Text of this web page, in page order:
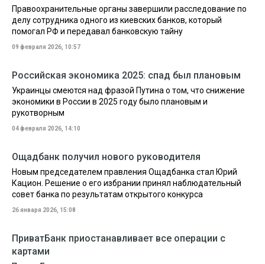
Правоохранительные органы завершили расследование по
делу сотрудника одного из киевских банков, который
помогал РФ и передавал банковскую тайну
09 февраля 2026, 10:57
Российская экономика 2025: спад был плановым
Украинцы смеются над фразой Путина о том, что снижение
экономики в России в 2025 году было плановым и
рукотворным
04 февраля 2026, 14:10
Ощадбанк получил нового руководителя
Новым председателем правления Ощадбанка стал Юрий
Кацион. Решение о его избрании принял наблюдательный
совет банка по результатам открытого конкурса
26 января 2026, 15:08
ПриватБанк приостанавливает все операции с
картами